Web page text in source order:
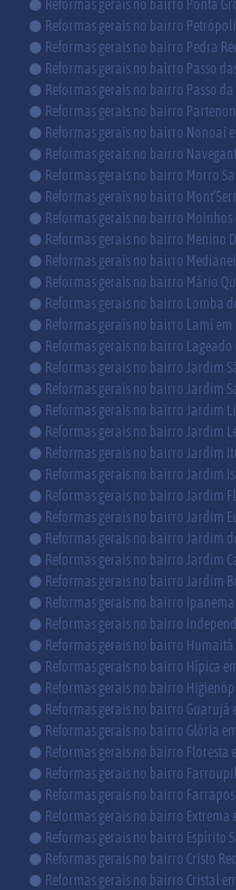
Reformas gerais no bairro Ponta
Reformas gerais no bairro
Reformas gerais no bairro Pedra
Reformas gerais no bairro Passo
Reformas gerais no bairro Passo
Reformas gerais no bairro
Reformas gerais no bairro Nonoai
Reformas gerais no bairro
Reformas gerais no bairro Morro
Reformas gerais no bairro
Reformas gerais no bairro Moinhos
Reformas gerais no bairro Menino
Reformas gerais no bairro
Reformas gerais no bairro Mário
Reformas gerais no bairro Lomba
Reformas gerais no bairro Lami em
Reformas gerais no bairro Lageado
Reformas gerais no bairro Jardim
Reformas gerais no bairro Jardim
Reformas gerais no bairro Jardim
Reformas gerais no bairro Jardim
Reformas gerais no bairro Jardim
Reformas gerais no bairro Jardim
Reformas gerais no bairro Jardim
Reformas gerais no bairro Jardim
Reformas gerais no bairro Jardim
Reformas gerais no bairro Jardim
Reformas gerais no bairro Jardim
Reformas gerais no bairro
Reformas gerais no bairro
Reformas gerais no bairro Humaitá
Reformas gerais no bairro Hípica
Reformas gerais no bairro
Reformas gerais no bairro Guarujá
Reformas gerais no bairro Glória
Reformas gerais no bairro Floresta
Reformas gerais no bairro
Reformas gerais no bairro
Reformas gerais no bairro Extrema
Reformas gerais no bairro Espírito
Reformas gerais no bairro Cristo
Reformas gerais no bairro Cristal